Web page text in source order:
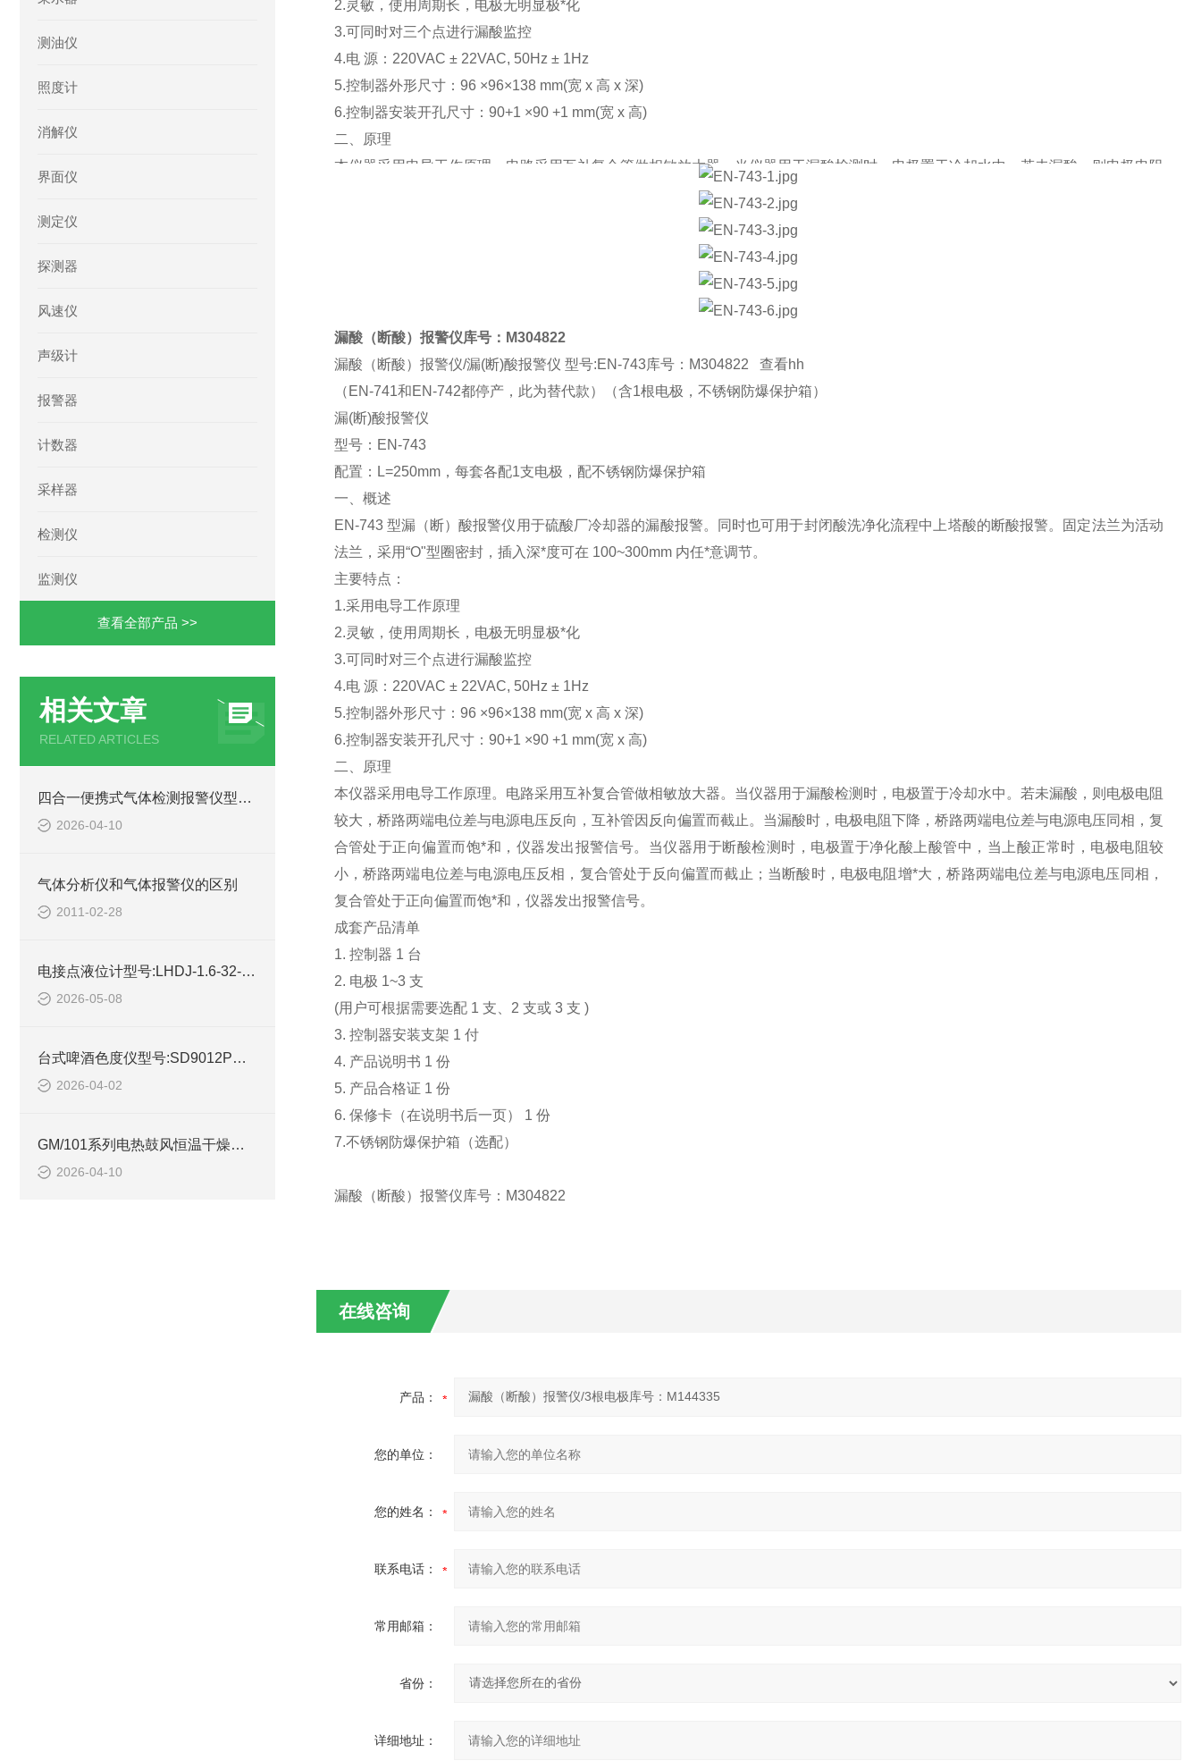
测油仪
照度计
消解仪
界面仪
测定仪
探测器
风速仪
声级计
报警器
计数器
采样器
检测仪
监测仪
查看全部产品 >>
相关文章
RELATED ARTICLES
四合一便携式气体检测报警仪型号:ZX/B40的技术介绍
2026-04-10
气体分析仪和气体报警仪的区别
2011-02-28
电接点液位计型号:LHDJ-1.6-32- LL的技术介绍
2026-05-08
台式啤酒色度仪型号:SD9012P的简单介绍
2026-04-02
GM/101系列电热鼓风恒温干燥箱配件温电路板简单介绍
2026-04-10
2.灵敏，使用周期长，电极无明显极*化
3.可同时对三个点进行漏酸监控
4.电 源：220VAC ± 22VAC, 50Hz ± 1Hz
5.控制器外形尺寸：96 ×96×138 mm(宽 x 高 x 深)
6.控制器安装开孔尺寸：90+1 ×90 +1 mm(宽 x 高)
二、原理
本仪器采用电导工作原理。电路采用互补复合管做相敏放大器。当仪器用于漏酸检测时，电极置于冷却水中。若未漏酸，则电极电阻
较大，桥路两端电位差与电源电压反向，互补管因反向偏置而截止。当漏酸时，电极电阻下降，桥路两端电位差与电源电压同相，复
合管处于正向偏置而饱*和，仪器发出报警信号。当仪器用于断酸检测时，电极置于净化酸上酸管中，当上酸正常时，电极电阻较
小，桥路两端电位差与电源电压反相，复合管处于反向偏置而截止；当断酸时，电极电阻增*大，桥路两端电位差与电源电压同相，
1. 控制器 1 台
2. 电极 1~3 支
(用户可根据需要选配 1 支、2 支或 3 支 )
3. 控制器安装支架 1 付
7.不锈钢防爆保护箱（选配）
漏酸（断酸）报警仪/3根电极库号：M144335
漏酸（断酸）报警仪库号：M304822
漏酸（断酸）报警仪/漏(断)酸报警仪 型号:EN-743库号：M304822 查看hh
（EN-741和EN-742都停产，此为替代款）（含1根电极，不锈钢防爆保护箱）
漏(断)酸报警仪
型号：EN-743
配置：L=250mm，每套各配1支电极，配不锈钢防爆保护箱
一、概述
EN-743 型漏（断）酸报警仪用于硫酸厂冷却器的漏酸报警。同时也可用于封闭酸洗净化流程中上塔酸的断酸报警。固定法兰为活动
法兰，采用“O"型圈密封，插入深*度可在 100~300mm 内任*意调节。
主要特点：
1.采用电导工作原理
2.灵敏，使用周期长，电极无明显极*化
3.可同时对三个点进行漏酸监控
4.电 源：220VAC ± 22VAC, 50Hz ± 1Hz
5.控制器外形尺寸：96 ×96×138 mm(宽 x 高 x 深)
6.控制器安装开孔尺寸：90+1 ×90 +1 mm(宽 x 高)
二、原理
本仪器采用电导工作原理。电路采用互补复合管做相敏放大器。当仪器用于漏酸检测时，电极置于冷却水中。若未漏酸，则电极电阻
较大，桥路两端电位差与电源电压反向，互补管因反向偏置而截止。当漏酸时，电极电阻下降，桥路两端电位差与电源电压同相，复
合管处于正向偏置而饱*和，仪器发出报警信号。当仪器用于断酸检测时，电极置于净化酸上酸管中，当上酸正常时，电极电阻较
小，桥路两端电位差与电源电压反相，复合管处于反向偏置而截止；当断酸时，电极电阻增*大，桥路两端电位差与电源电压同相，
复合管处于正向偏置而饱*和，仪器发出报警信号。
成套产品清单
1. 控制器 1 台
2. 电极 1~3 支
(用户可根据需要选配 1 支、2 支或 3 支 )
3. 控制器安装支架 1 付
4. 产品说明书 1 份
5. 产品合格证 1 份
6. 保修卡（在说明书后一页） 1 份
7.不锈钢防爆保护箱（选配）
漏酸（断酸）报警仪库号：M304822
在线咨询
产品：
您的单位：
您的姓名：
联系电话：
常用邮箱：
省份：
详细地址：